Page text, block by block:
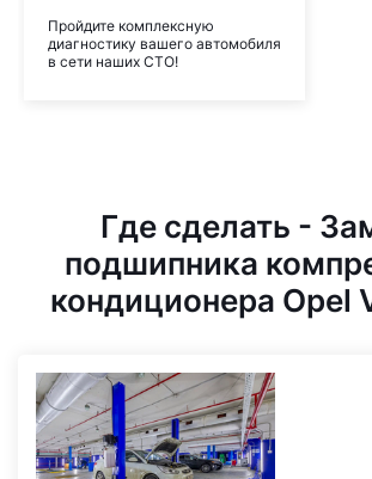
Пройдите комплексную
диагностику вашего автомобиля
в сети наших СТО!
Где сделать -
подшипника
кондиционера Opel